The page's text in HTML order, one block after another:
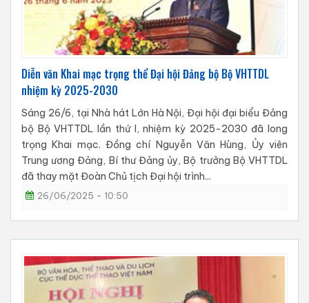
Diễn văn Khai mạc trọng thể Đại hội Đảng bộ Bộ VHTTDL
nhiệm kỳ 2025-2030
Sáng 26/6, tại Nhà hát Lớn Hà Nội, Đại hội đại biểu Đảng
bộ Bộ VHTTDL lần thứ I, nhiệm kỳ 2025-2030 đã long
trọng Khai mạc. Đồng chí Nguyễn Văn Hùng, Ủy viên
Trung ương Đảng, Bí thư Đảng ủy, Bộ trưởng Bộ VHTTDL
đã thay mặt Đoàn Chủ tịch Đại hội trình...
26/06/2025 - 10:50